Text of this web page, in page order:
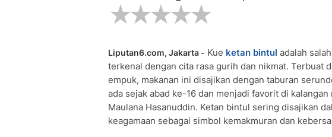
SUBMIT REVIEW
Liputan6.com, Jakarta - Kue ketan bintul adalah
terkenal dengan cita rasa gurih dan nikmat. Terbuat
empuk, makanan ini disajikan dengan taburan
ada sejak abad ke-16 dan menjadi favorit di
Maulana Hasanuddin. Ketan bintul sering disajikan
keagamaan sebagai simbol kemakmuran dan